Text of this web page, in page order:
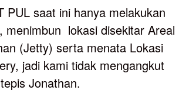
PUL saat ini hanya melakukan
menimbun lokasi disekitar Areal
(Jetty) serta menata Lokasi
jadi kami tidak mengangkut
Jonathan.